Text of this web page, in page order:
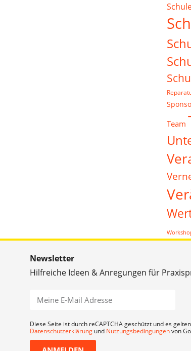
Team
Newsletter
Hilfreiche Ideen & Anregungen für
Diese Seite ist durch reCAPTCHA geschützt und es
Datenschutzerklärung und Nutzungsbedingungenvon